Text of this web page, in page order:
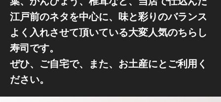
江戸前のネタを中心に、味と彩りのバランス
よく入れさせて頂いている大変人気のちらし
寿司です。
ぜひ、ご自宅で、また、お土産にとご利用く
ださい。